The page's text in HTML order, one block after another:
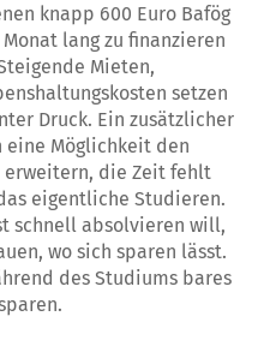
knapp 600 Euro Bafög
lang zu finanzieren
Mieten,
setzen
Druck. Ein zusätzlicher
Möglichkeit den
die Zeit fehlt
eigentliche Studieren.
schnell absolvieren will,
wo sich sparen lässt.
des Studiums bares